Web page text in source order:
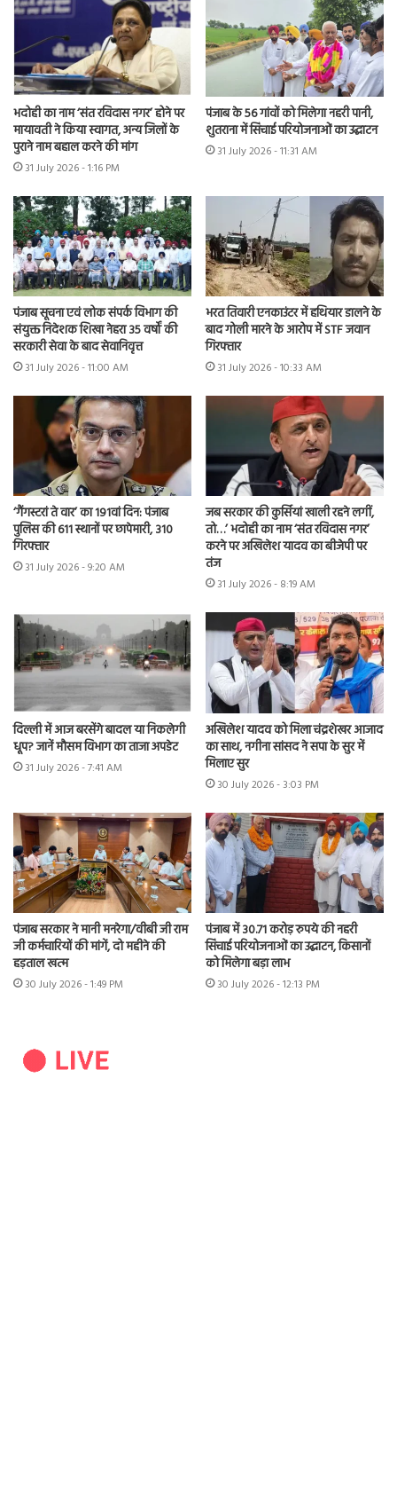
भदोही का नाम ‘संत रविदास नगर’ होने पर
मायावती ने किया स्वागत, अन्य जिलों के
पुराने नाम बहाल करने की मांग
31 July 2026 - 1:16 PM
पंजाब के 56 गांवों को मिलेगा नहरी पानी,
शुतराना में सिंचाई परियोजनाओं का उद्घाटन
31 July 2026 - 11:31 AM
पंजाब सूचना एवं लोक संपर्क विभाग की
संयुक्त निदेशक शिखा नेहरा 35 वर्षों की
सरकारी सेवा के बाद सेवानिवृत्त
31 July 2026 - 11:00 AM
भरत तिवारी एनकाउंटर में हथियार डालने के
बाद गोली मारने के आरोप में STF जवान
गिरफ्तार
31 July 2026 - 10:33 AM
‘गैंगस्टरां ते वार’ का 191वां दिन: पंजाब
पुलिस की 611 स्थानों पर छापेमारी, 310
गिरफ्तार
31 July 2026 - 9:20 AM
जब सरकार की कुर्सियां खाली रहने लगीं,
तो…’ भदोही का नाम ‘संत रविदास नगर’
करने पर अखिलेश यादव का बीजेपी पर
तंज
31 July 2026 - 8:19 AM
दिल्ली में आज बरसेंगे बादल या निकलेगी
धूप? जानें मौसम विभाग का ताजा अपडेट
31 July 2026 - 7:41 AM
अखिलेश यादव को मिला चंद्रशेखर आजाद
का साथ, नगीना सांसद ने सपा के सुर में
मिलाए सुर
30 July 2026 - 3:03 PM
पंजाब सरकार ने मानी मनरेगा/वीबी जी राम
जी कर्मचारियों की मांगें, दो महीने की
हड़ताल खत्म
30 July 2026 - 1:49 PM
पंजाब में 30.71 करोड़ रुपये की नहरी
सिंचाई परियोजनाओं का उद्घाटन, किसानों
को मिलेगा बड़ा लाभ
30 July 2026 - 12:13 PM